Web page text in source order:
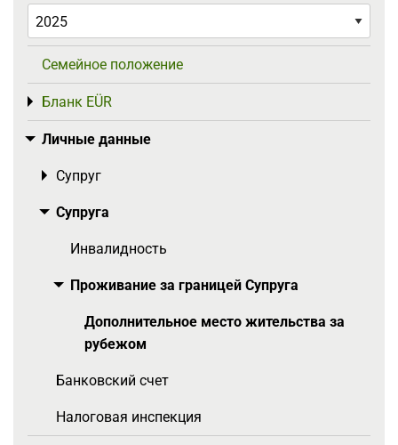
Семейное положение
Бланк EÜR
Toggle menu
Личные данные
Toggle menu
Супруг
Toggle menu
Супруга
Toggle menu
Инвалидность
Проживание за границей Супруга
Toggle menu
Дополнительное место жительства за
рубежом
Банковский счет
Налоговая инспекция